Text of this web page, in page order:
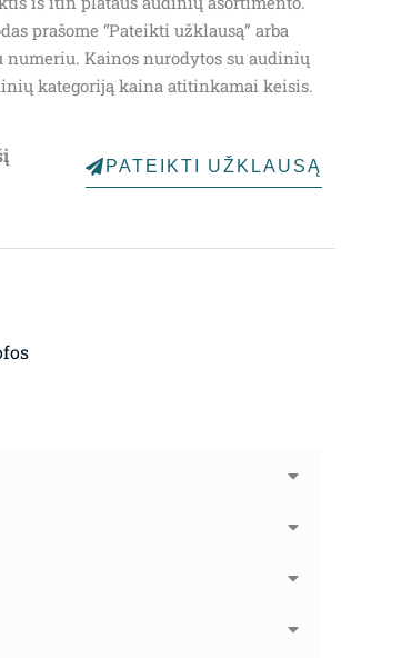
prašome “Pateikti užklausą” arba
Kainos nurodytos su audinių
kategoriją kaina atitinkamai keisis.
PATEIKTI UŽKLAUSĄ